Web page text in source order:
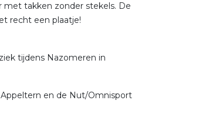
met takken zonder stekels. De
recht een plaatje!
tijdens Nazomeren in
en de Nut/Omnisport